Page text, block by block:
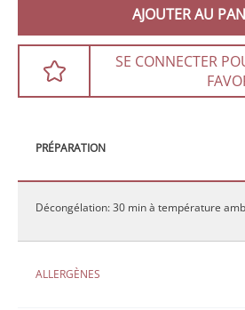
AJOUTER AU
SE CONNECTER
PRÉPARATION
Décongélation: 30 min à température
ALLERGÈNES